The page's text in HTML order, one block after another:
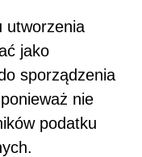
utworzenia
jako
sporządzenia
nie
podatku